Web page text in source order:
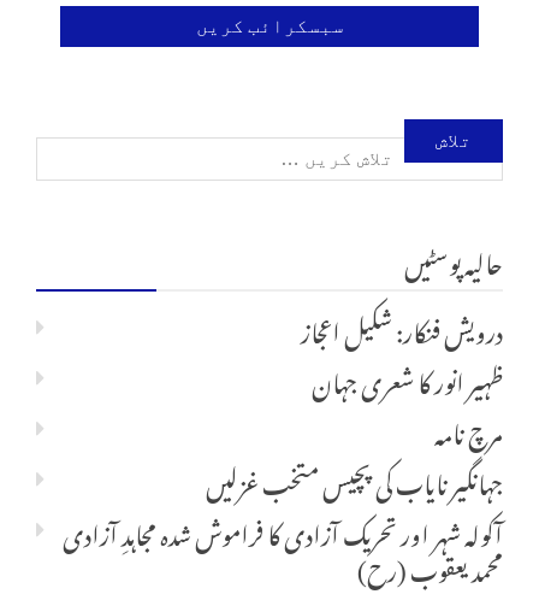
تلاش
برائے:
حالیہ پوسٹیں
درویش فنکار: شکیل اعجاز
ظہیر انور کا شعری جہان
مرچ نامہ
جہانگیر نایاب کی پچیس متخب غزلیں
آکولہ شہر اور تحریک آزادی کا فراموش شدہ مجاہدِ آزادی
محمد یعقوب (رح)